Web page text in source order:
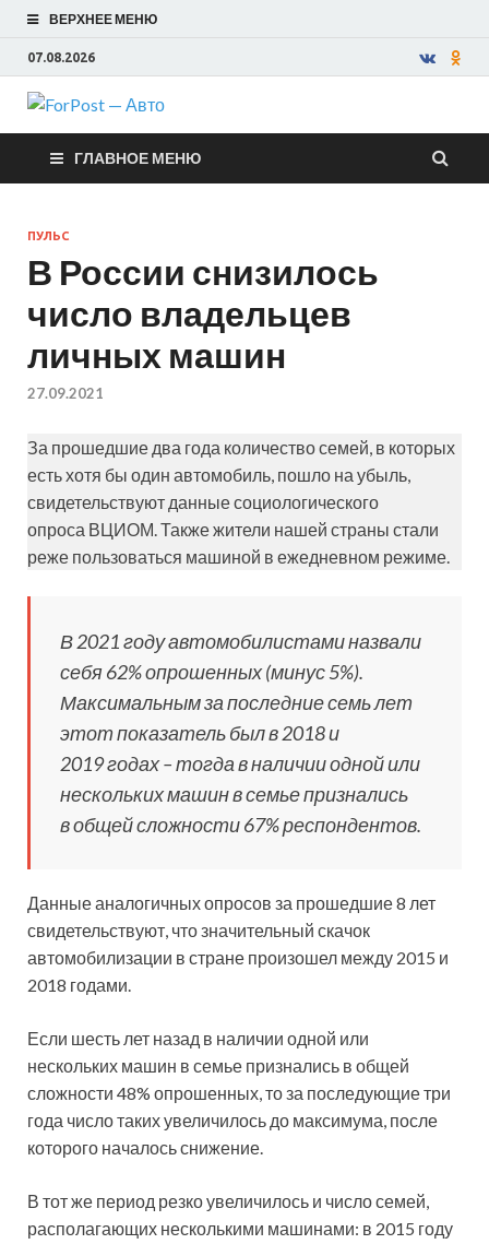
ВЕРХНЕЕ МЕНЮ
07.08.2026
ForPost —
Авто
ГЛАВНОЕ МЕНЮ
ПУЛЬС
В России снизилось
число владельцев
личных машин
27.09.2021
За прошедшие два года количество семей, в которых
есть хотя бы один автомобиль, пошло на убыль,
свидетельствуют данные социологического
опроса ВЦИОМ. Также жители нашей страны стали
реже пользоваться машиной в ежедневном режиме.
В 2021 году автомобилистами назвали
себя 62% опрошенных (минус 5%).
Максимальным за последние семь лет
этот показатель был в 2018 и
2019 годах – тогда в наличии одной или
нескольких машин в семье признались
в общей сложности 67% респондентов.
Данные аналогичных опросов за прошедшие 8 лет
свидетельствуют, что значительный скачок
автомобилизации в стране произошел между 2015 и
2018 годами.
Если шесть лет назад в наличии одной или
нескольких машин в семье признались в общей
сложности 48% опрошенных, то за последующие три
года число таких увеличилось до максимума, после
которого началось снижение.
В тот же период резко увеличилось и число семей,
располагающих несколькими машинами: в 2015 году